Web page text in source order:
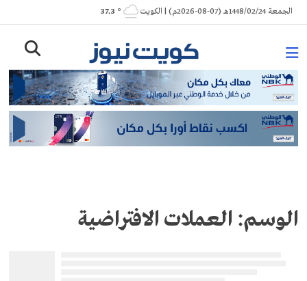
Skip
to
الجمعة 1448/02/24هـ (07-08-2026م) | الكويت ° 37.3
الوسم: العملات الافتراضية